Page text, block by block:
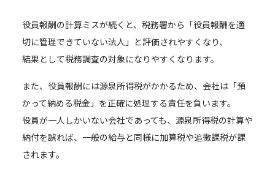
役員報酬の計算ミスが続くと、税務署から「役員報酬を適
切に管理できていない法人」と評価されやすくなり、
結果として税務調査の対象になりやすくなります。
また、役員報酬には源泉所得税がかかるため、会社は「預
かって納める税金」を正確に処理する責任を負います。
役員が一人しかいない会社であっても、源泉所得税の計算や
納付を誤れば、一般の給与と同様に加算税や追徴課税が課
されます。